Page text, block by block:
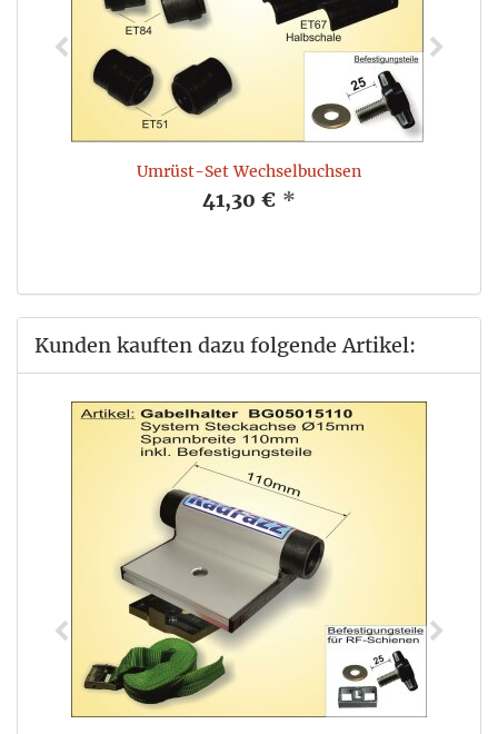
Umrüst-Set Wechselbuchsen
41,30 € *
Kunden kauften dazu folgende Artikel: